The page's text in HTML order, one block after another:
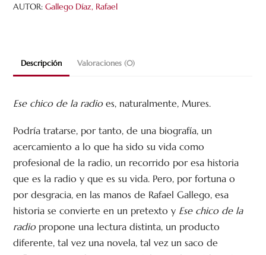
AUTOR:Gallego Díaz, Rafael
Descripción Valoraciones (0)
Ese chico de la radioes, naturalmente, Mures.
Podría tratarse, por tanto, de una biografía, un
acercamiento a lo que ha sido su vida como
profesional de la radio, un recorrido por esa historia
que es la radio y que es su vida. Pero, por fortuna o
por desgracia, en las manos de Rafael Gallego, esa
historia se convierte en un pretexto y Ese chico de la
radio propone una lectura distinta, un producto
diferente, tal vez una novela, tal vez un saco de